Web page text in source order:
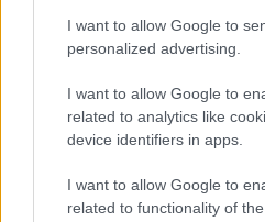
I want to allow Google to
personalized advertising.
I want to allow Google to
related to analytics like
device identifiers in apps.
I want to allow Google to
related to functionality of
Continua a leggere